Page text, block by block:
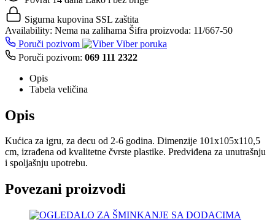
Sigurna kupovina SSL zaštita
Availability: Nema na zalihama Šifra proizvoda: 11/667-50
Poruči pozivom
Viber poruka
Poruči pozivom: 069 111 2322
Opis
Tabela veličina
Opis
Kućica za igru, za decu od 2-6 godina. Dimenzije 101x105x110,5
cm, izrađena od kvalitetne čvrste plastike. Predviđena za unutrašnju
i spoljašnju upotrebu.
Povezani proizvodi